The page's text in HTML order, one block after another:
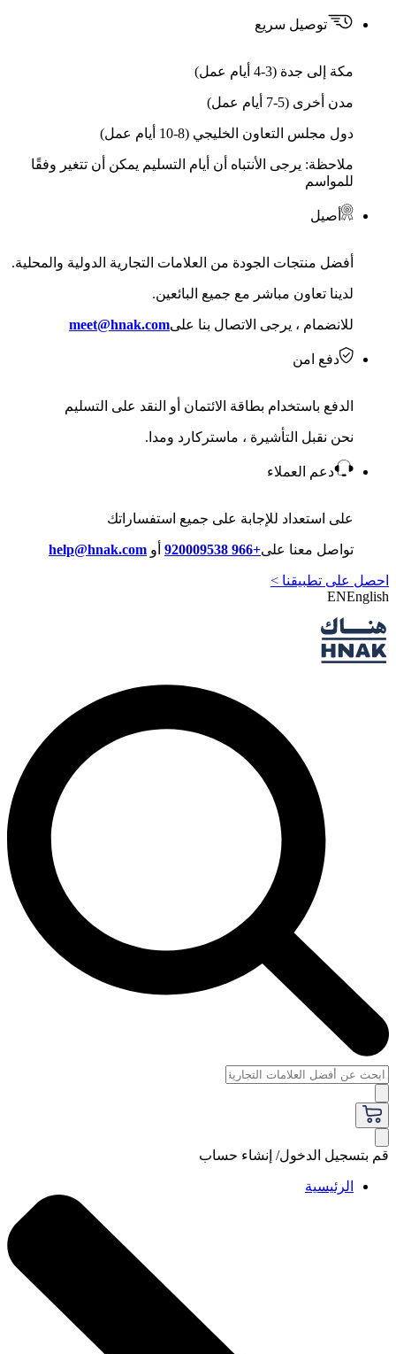
توصيل سريع
مكة إلى جدة (3-4 أيام عمل)
مدن أخرى (5-7 أيام عمل)
دول مجلس التعاون الخليجي (8-10 أيام عمل)
ملاحظة: يرجى الأنتباه أن أيام التسليم يمكن أن تتغير وفقًا
للمواسم
أصيل
أفضل منتجات الجودة من العلامات التجارية الدولية والمحلية.
لدينا تعاون مباشر مع جميع البائعين.
للانضمام ، يرجى الاتصال بنا علىmeet@hnak.com
دفع امن
الدفع باستخدام بطاقة الائتمان أو النقد على التسليم
نحن نقبل التأشيرة ، ماستركارد ومدا.
دعم العملاء
على استعداد للإجابة على جميع استفساراتك
تواصل معنا على+966 920009538 أو help@hnak.com
احصل على تطبيقنا >
ENEnglish
قم بتسجيل الدخول/ إنشاء حساب
الرئيسية